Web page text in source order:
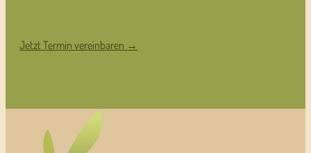
Jetzt Termin vereinbaren →